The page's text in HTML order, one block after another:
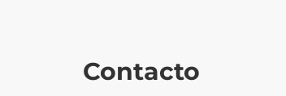
Contacto